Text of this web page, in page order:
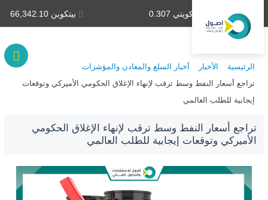
بيتكوين 66,342.10 دينار كويتي 0.307
الرئيسية الأخبار
أخبار السلع والمعادن والمؤشرات
تراجع أسعار النفط وسط ترقب لإنهاء الإغلاق الحكومي الأميركي وتوقعات
إيجابية للطلب العالمي
تراجع أسعار النفط وسط ترقب لإنهاء الإغلاق الحكومي
الأميركي وتوقعات إيجابية للطلب العالمي